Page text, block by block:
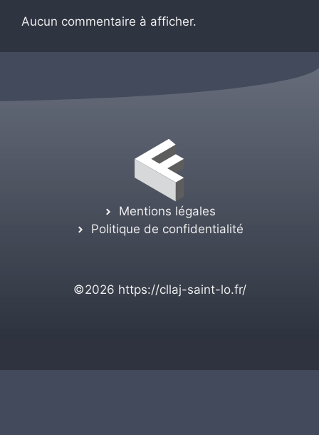
Aucun commentaire à afficher.
Mentions légales
Politique de confidentialité
©2026 https://cllaj-saint-lo.fr/